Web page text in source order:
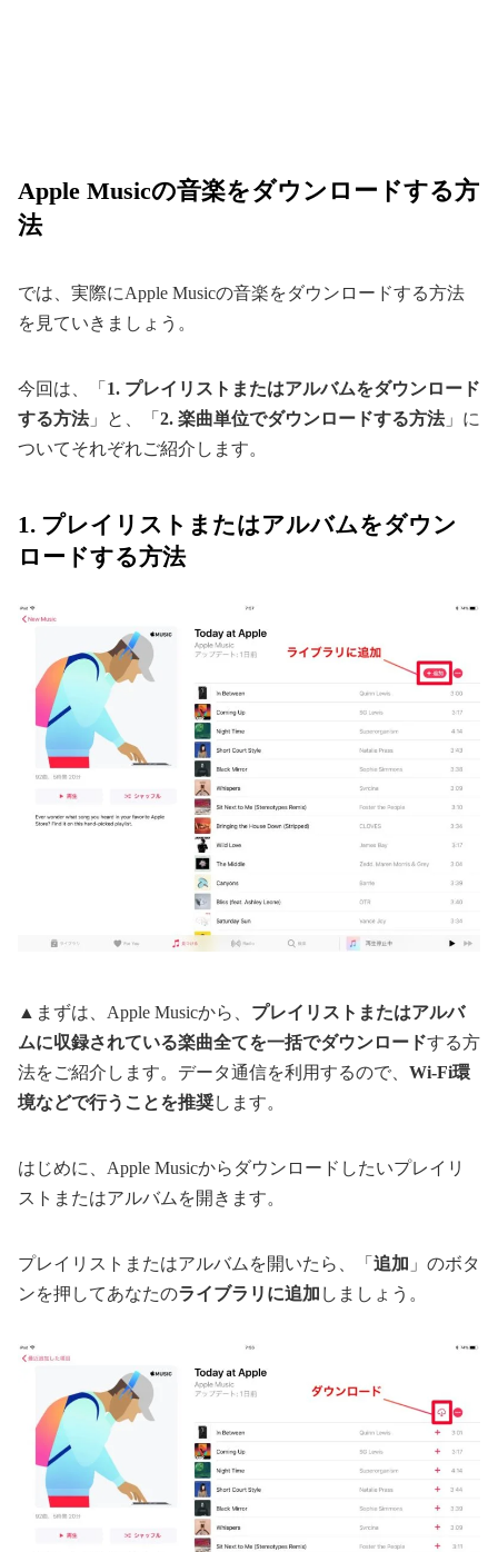
Apple Musicの音楽をダウンロードする方
法
では、実際にApple Musicの音楽をダウンロードする方法
を見ていきましょう。
今回は、「 1. プレイリストまたはアルバムをダウンロード
する方法」と、「 2. 楽曲単位でダウンロードする方法」に
ついてそれぞれご紹介します。
1. プレイリストまたはアルバムをダウン
ロードする方法
▲まずは、Apple Musicから、 プレイリストまたはアルバ
ムに収録されている楽曲全てを一括でダウンロードする方
法をご紹介します。データ通信を利用するので、 Wi-Fi環
境などで行うことを推奨します。
はじめに、Apple Musicからダウンロードしたいプレイリ
ストまたはアルバムを開きます。
プレイリストまたはアルバムを開いたら、「 追加 」のボタ
ンを押してあなたのライブラリに追加 しましょう。